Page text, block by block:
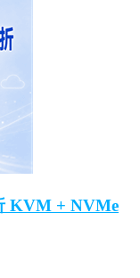
KVM + NVMe